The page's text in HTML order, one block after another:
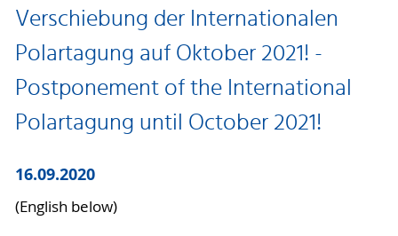
Verschiebung der Internationalen
Polartagung auf Oktober 2021! -
Postponement of the International
Polartagung until October 2021!
16.09.2020
(English below)